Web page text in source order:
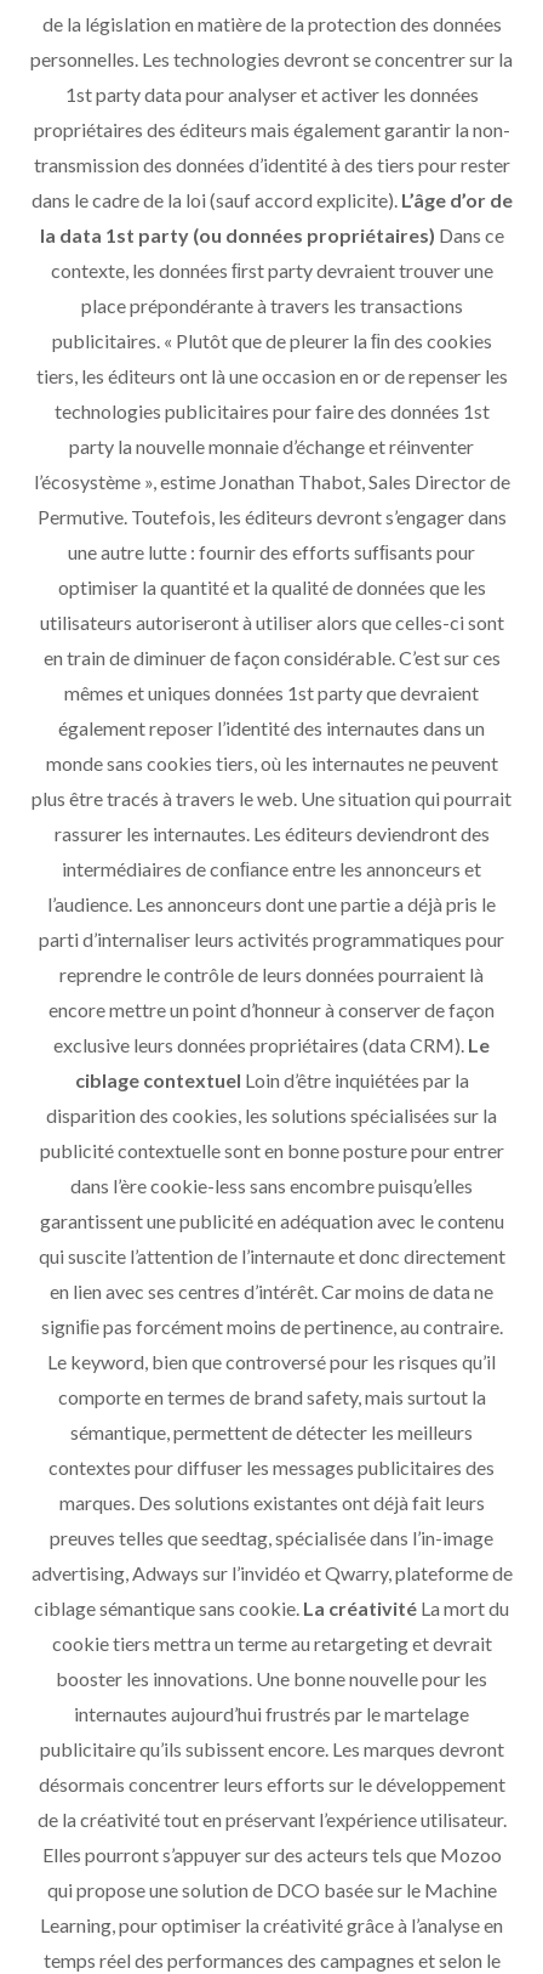
de la législation en matière de la protection des données
personnelles. Les technologies devront se concentrer sur la
1st party data pour analyser et activer les données
propriétaires des éditeurs mais également garantir la non-
transmission des données d’identité à des tiers pour rester
dans le cadre de la loi (sauf accord explicite). L’âge d’or de
la data 1st party (ou données propriétaires) Dans ce
contexte, les données ﬁrst party devraient trouver une
place prépondérante à travers les transactions
publicitaires. « Plutôt que de pleurer la ﬁn des cookies
tiers, les éditeurs ont là une occasion en or de repenser les
technologies publicitaires pour faire des données 1st
party la nouvelle monnaie d’échange et réinventer
l’écosystème », estime Jonathan Thabot, Sales Director de
Permutive. Toutefois, les éditeurs devront s’engager dans
une autre lutte : fournir des efforts sufﬁsants pour
optimiser la quantité et la qualité de données que les
utilisateurs autoriseront à utiliser alors que celles-ci sont
en train de diminuer de façon considérable. C’est sur ces
mêmes et uniques données 1st party que devraient
également reposer l’identité des internautes dans un
monde sans cookies tiers, où les internautes ne peuvent
plus être tracés à travers le web. Une situation qui pourrait
rassurer les internautes. Les éditeurs deviendront des
intermédiaires de conﬁance entre les annonceurs et
l’audience. Les annonceurs dont une partie a déjà pris le
parti d’internaliser leurs activités programmatiques pour
reprendre le contrôle de leurs données pourraient là
encore mettre un point d’honneur à conserver de façon
exclusive leurs données propriétaires (data CRM). Le
ciblage contextuel Loin d’être inquiétées par la
disparition des cookies, les solutions spécialisées sur la
publicité contextuelle sont en bonne posture pour entrer
dans l’ère cookie-less sans encombre puisqu’elles
garantissent une publicité en adéquation avec le contenu
qui suscite l’attention de l’internaute et donc directement
en lien avec ses centres d’intérêt. Car moins de data ne
signiﬁe pas forcément moins de pertinence, au contraire.
Le keyword, bien que controversé pour les risques qu’il
comporte en termes de brand safety, mais surtout la
sémantique, permettent de détecter les meilleurs
contextes pour diffuser les messages publicitaires des
marques. Des solutions existantes ont déjà fait leurs
preuves telles que seedtag, spécialisée dans l’in-image
advertising, Adways sur l’invidéo et Qwarry, plateforme de
ciblage sémantique sans cookie. La créativité La mort du
cookie tiers mettra un terme au retargeting et devrait
booster les innovations. Une bonne nouvelle pour les
internautes aujourd’hui frustrés par le martelage
publicitaire qu’ils subissent encore. Les marques devront
désormais concentrer leurs efforts sur le développement
de la créativité tout en préservant l’expérience utilisateur.
Elles pourront s’appuyer sur des acteurs tels que Mozoo
qui propose une solution de DCO basée sur le Machine
Learning, pour optimiser la créativité grâce à l’analyse en
temps réel des performances des campagnes et selon le